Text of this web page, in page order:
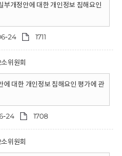
부개정안에 대한 개인정보 침해요인
24 1711
위원회
에 대한 개인정보 침해요인 평가에 관
24 1708
위원회